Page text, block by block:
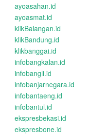
ayoasahan.id
ayoasmat.id
klikBalangan.id
klikBandung.id
klikbanggai.id
infobangkalan.id
infobangli.id
infobanjarnegara.id
infobantaeng.id
infobantul.id
ekspresbekasi.id
ekspresbone.id